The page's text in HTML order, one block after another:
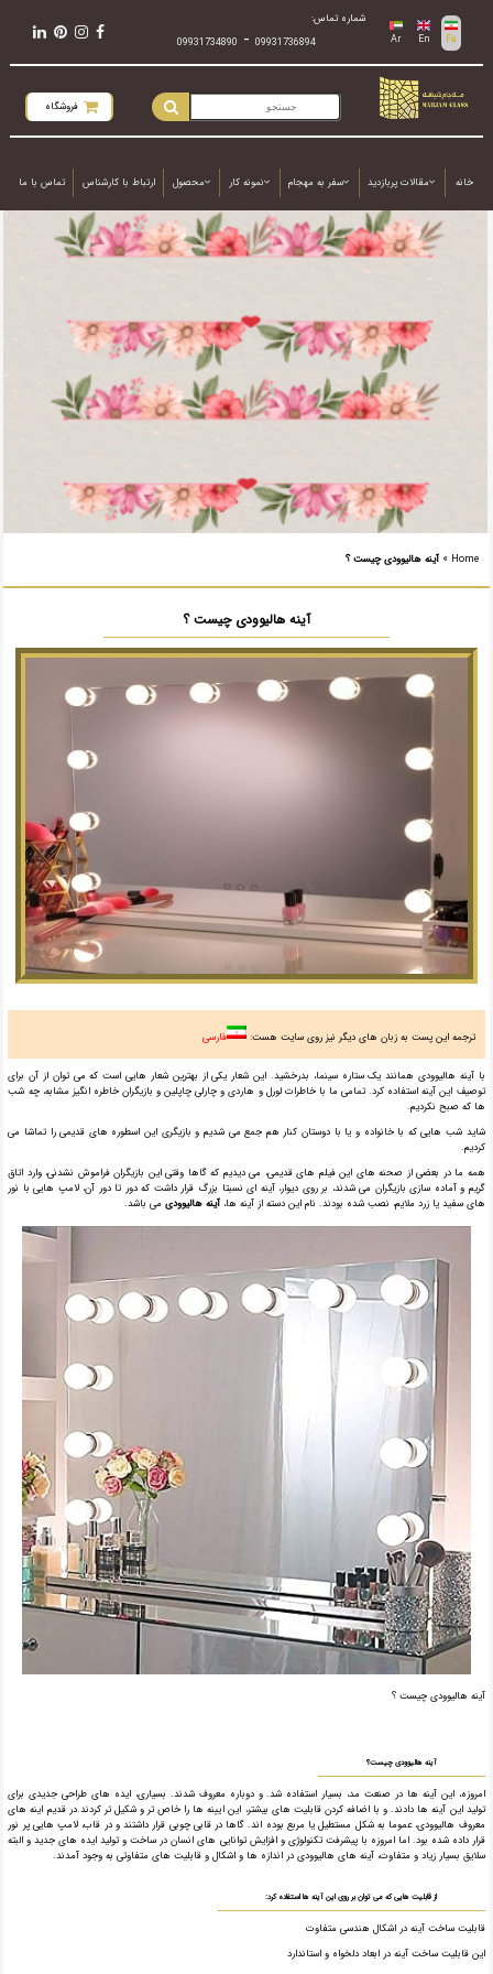
Fa
En
Ar
شماره تماس:
09931736894
-
09931734890
فروشگاه
خانه مقالات پربازدید سفر به مهجام نمونه کار محصول ارتباط با کارشناس تماس با ما
Home
» آینه هالیوودی چیست ؟
آینه هالیوودی چیست ؟
ترجمه این پست به زبان های دیگر نیز روی سایت هست: فارسی
با آینه هالیوودی همانند یک ستاره سینما، بدرخشید. این شعار یکی از بهترین شعار هایی است که می توان از آن برای
توصیف این آینه استفاده کرد. تمامی ما با خاطرات لورل و هاردی و چارلی چاپلین و بازیگران خاطره انگیز مشابه، چه شب
ها که صبح نکردیم.
شاید شب هایی که با خانواده و یا با دوستان کنار هم جمع می شدیم و بازیگری این اسطوره های قدیمی را تماشا می
کردیم.
همه ما در بعضی از صحنه های این فیلم های قدیمی، می دیدیم که گاها وقتی این بازیگران فراموش نشدنی، وارد اتاق
گریم و آماده سازی بازیگران می شدند، بر روی دیوار، آینه ای نسبتا بزرگ قرار داشت که دور تا دور آن، لامپ هایی با نور
های سفید یا زرد ملایم، نصب شده بودند. نام این دسته از آینه ها،آینه هالیوودی می باشد.
آینه هالیوودی چیست ؟
آینه هالیوودی چیست؟
امروزه، این آینه ها در صنعت مد، بسیار استفاده شد. و دوباره معروف شدند. بسیاری، ایده های طراحی جدیدی برای
تولید این آینه ها دادند. و با اضافه کردن قابلیت های بیشتر، این ایینه ها را خاص تر و شکیل تر کردند.در قدیم اینه های
معروف هالیوودی، عموما به شکل مستطیل یا مربع بوده اند. گاها در قابی چوبی قرار داشتند و در قاب، لامپ هایی پر نور
قرار داده شده بود. اما امروزه با پیشرفت تکنولوژی و افزایش توانایی های انسان در ساخت و تولید ایده های جدید و البته
سلایق بسیار زیاد و متفاوت، آینه های هالیوودی در اندازه ها و اشکال و قابلیت های متفاوتی به وجود آمدند.
از قابلیت هایی که می توان بر روی این آینه ها استفاده کرد:
قابلیت ساخت آینه در اشکال هندسی متفاوت
این قابلیت ساخت آینه در ابعاد دلخواه و استاندارد